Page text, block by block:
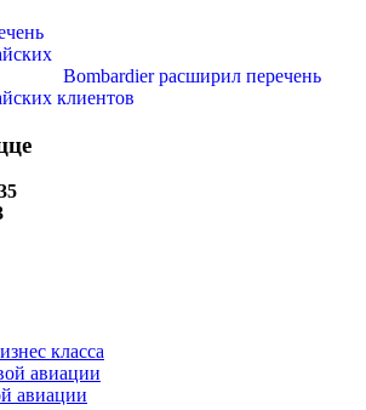
Bombardier расширил перечень
клиентов
класса
авиации
авиации